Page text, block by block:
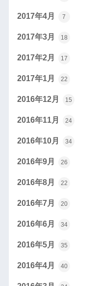
2017年4月 7
2017年3月 18
2017年2月 17
2017年1月 22
2016年12月 15
2016年11月 24
2016年10月 34
2016年9月 26
2016年8月 22
2016年7月 20
2016年6月 34
2016年5月 35
2016年4月 40